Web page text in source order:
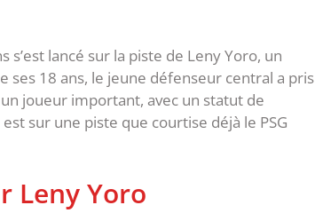
lancé sur la piste de Leny Yoro, un
ses 18 ans, le jeune défenseur central a pris
joueur important, avec un statut de
sur une piste que courtise déjà le PSG
Leny Yoro